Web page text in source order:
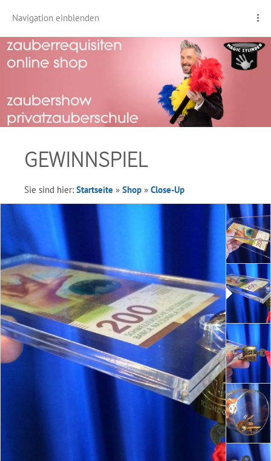
Navigation einblenden
GEWINNSPIEL
Sie sind hier: Startseite » Shop » Close-Up